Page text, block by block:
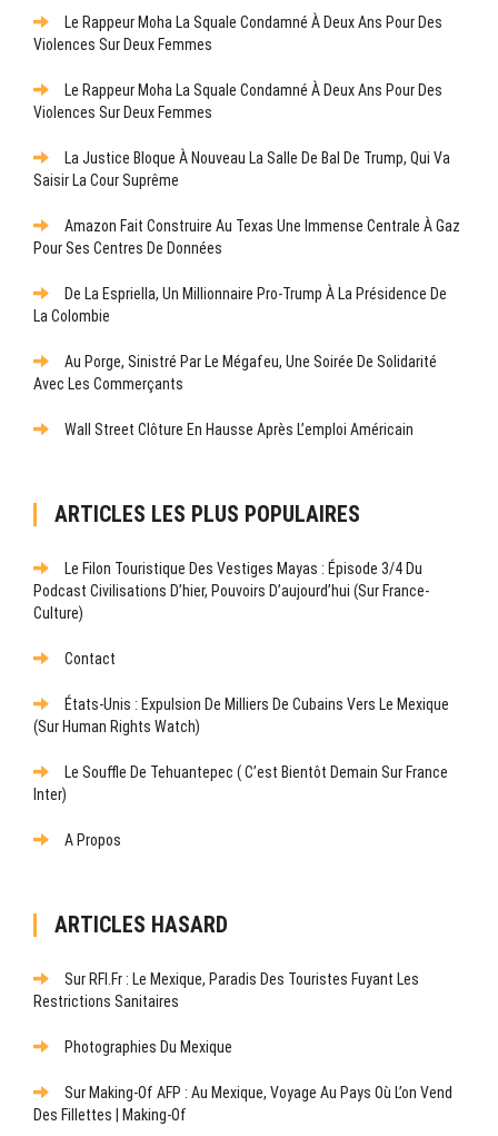
Le Rappeur Moha La Squale Condamné À Deux Ans Pour Des
Violences Sur Deux Femmes
Le Rappeur Moha La Squale Condamné À Deux Ans Pour Des
Violences Sur Deux Femmes
La Justice Bloque À Nouveau La Salle De Bal De Trump, Qui Va
Saisir La Cour Suprême
Amazon Fait Construire Au Texas Une Immense Centrale À Gaz
Pour Ses Centres De Données
De La Espriella, Un Millionnaire Pro-Trump À La Présidence De
La Colombie
Au Porge, Sinistré Par Le Mégafeu, Une Soirée De Solidarité
Avec Les Commerçants
Wall Street Clôture En Hausse Après L’emploi Américain
ARTICLES LES PLUS POPULAIRES
Le Filon Touristique Des Vestiges Mayas : Épisode 3/4 Du
Podcast Civilisations D’hier, Pouvoirs D’aujourd’hui (sur France-
Culture)
Contact
États-Unis : Expulsion De Milliers De Cubains Vers Le Mexique
(sur Human Rights Watch)
Le Souffle De Tehuantepec ( C’est Bientôt Demain Sur France
Inter)
A Propos
ARTICLES HASARD
Sur RFI.fr : Le Mexique, Paradis Des Touristes Fuyant Les
Restrictions Sanitaires
Photographies Du Mexique
Sur Making-Of AFP : Au Mexique, Voyage Au Pays Où L’on Vend
Des Fillettes | Making-Of